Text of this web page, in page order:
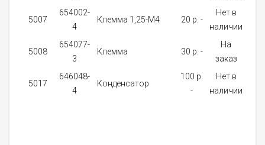
5007
654002-
4
Клемма 1,25-М4 20 p. -
Нет в
наличии
5008
654077-
3
Клемма 30 p. -
На
заказ
5017
646048-
4
Конденсатор
100 p.
-
Нет в
наличии